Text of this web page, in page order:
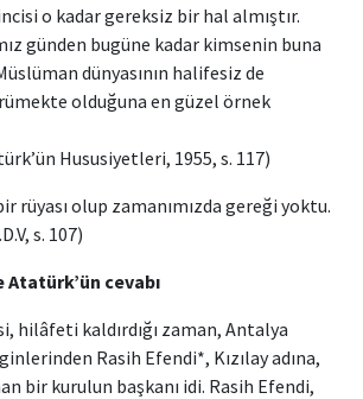
o kadar gereksiz bir hal almıştır.
günden bugüne kadar kimsenin buna
dünyasının halifesiz de
olduğuna en güzel örnek
Hususiyetleri, 1955, s. 117)
rüyası olup zamanımızda gereği yoktu.
s. 107)
cevabı
hilâfeti kaldırdığı zaman, Antalya
Rasih Efendi*, Kızılay adına,
bir kurulun başkanı idi. Rasih Efendi,